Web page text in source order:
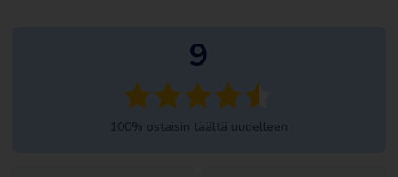
9
100% ostaisin täältä uudelleen